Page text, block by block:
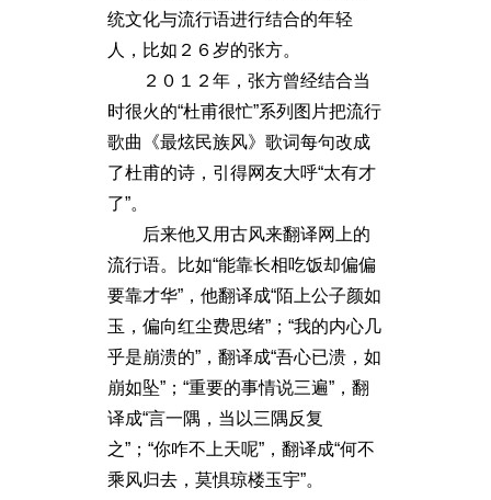
统文化与流行语进行结合的年轻
人，比如２６岁的张方。
２０１２年，张方曾经结合当
时很火的“杜甫很忙”系列图片把流行
歌曲《最炫民族风》歌词每句改成
了杜甫的诗，引得网友大呼“太有才
了”。
后来他又用古风来翻译网上的
流行语。比如“能靠长相吃饭却偏偏
要靠才华”，他翻译成“陌上公子颜如
玉，偏向红尘费思绪”；“我的内心几
乎是崩溃的”，翻译成“吾心已溃，如
崩如坠”；“重要的事情说三遍”，翻
译成“言一隅，当以三隅反复
之”；“你咋不上天呢”，翻译成“何不
乘风归去，莫惧琼楼玉宇”。